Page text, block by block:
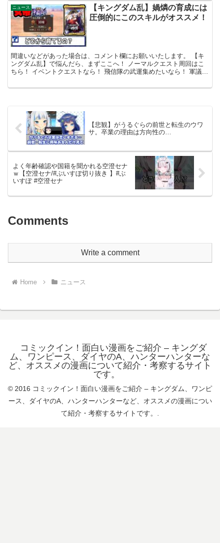
ニュース
【キングダム乱】媧燐の育成には
圧倒的にこのスキルがオススメ！
間違いなどがあった場合は、コメント欄にお願いいたします。 【キ
ングダム乱】で悩んだら、まずここへ！ ノーマルクエスト周回はこ
ちら！ イベントクエストなら！ 飛信隊の武運集めたいなら！ 軍議演
【悲観】がうるぐらの前世と転生のウワ
サ。卒業の理由は方向性の…
よく年齢確認や国籍を聞かれる空澄セナ
ｗ【空澄セナ/#ぶいすぽ切り抜き 】#ぶ
いすぽ #空澄セナ
Comments
Write a comment
Home ニュース
コミックイン！面白い漫画をご紹介 – キングダ
ム、ワンピース、ダイヤのA、ハンターハンターな
ど、オススメの漫画について紹介・考察するサイト
です。
© 2016 コミックイン！面白い漫画をご紹介 – キングダム、ワンピ
ース、ダイヤのA、ハンターハンターなど、オススメの漫画につい
て紹介・考察するサイトです。.